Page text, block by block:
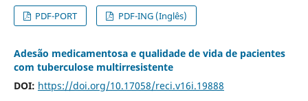
PDF-PORT
PDF-ING (Inglês)
Adesão medicamentosa e qualidade de vida de pacientes
com tuberculose multirresistente
DOI: https://doi.org/10.17058/reci.v16i.19888